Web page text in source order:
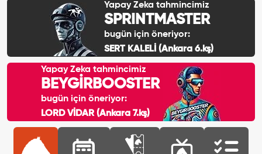
Yapay Zeka tahmincimiz
SPRINTMASTER
bugün için öneriyor:
SERT KALELİ (Ankara 6.kş)
Yapay Zeka tahmincimiz
BEYGİRBOOSTER
bugün için öneriyor:
LORD VİDAR (Ankara 7.kş)